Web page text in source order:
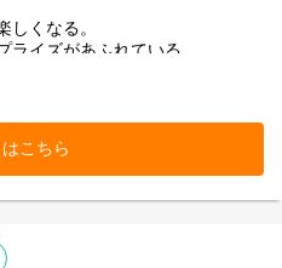
しくなる。
イズがあふれている。
ンで、商品を愛しているか
しめるカルチャーがあるから。
然に笑顔になれるのが
所です。
の一員になりませんか。
こちら